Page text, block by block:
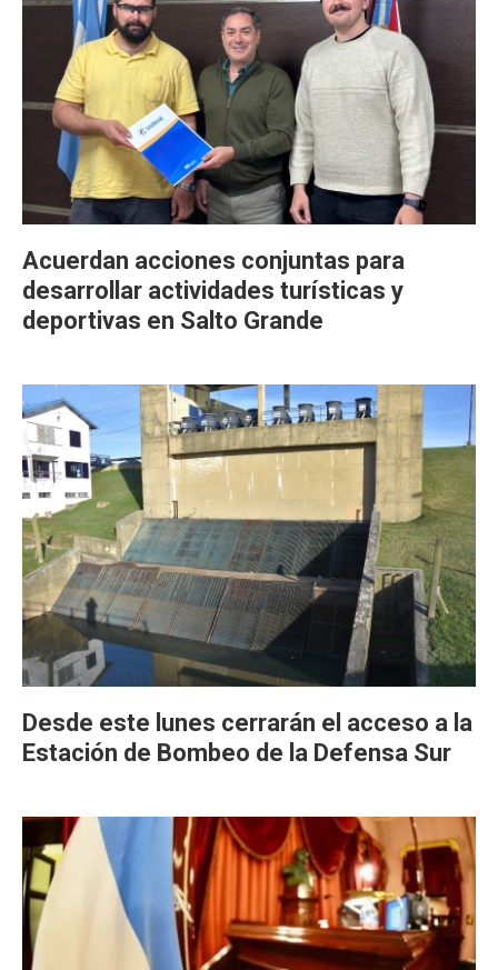
Acuerdan acciones conjuntas para
desarrollar actividades turísticas y
deportivas en Salto Grande
Desde este lunes cerrarán el acceso a la
Estación de Bombeo de la Defensa Sur